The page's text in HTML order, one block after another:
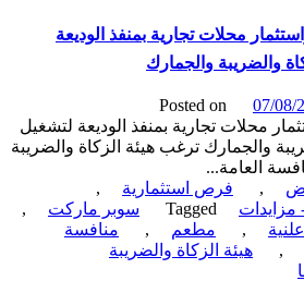
محلات تجارية بمنفذ الوديعة
والجمارك
Posted on
تجارية بمنفذ الوديعة لتشغيل
ترغب هيئة الزكاة والضريبة
, فرص استثمارية
,
Tagged سوبر ماركت
,
, مطعم ,
منافسة
هيئة الزكاة والضريبة